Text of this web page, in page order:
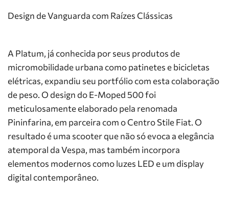
Design de Vanguarda com Raízes Clássicas
A Platum, já conhecida por seus produtos de
micromobilidade urbana como patinetes e bicicletas
elétricas, expandiu seu portfólio com esta colaboração
de peso. O design do E-Moped 500 foi
meticulosamente elaborado pela renomada
Pininfarina, em parceira com o Centro Stile Fiat. O
resultado é uma scooter que não só evoca a elegância
atemporal da Vespa, mas também incorpora
elementos modernos como luzes LED e um display
digital contemporâneo.